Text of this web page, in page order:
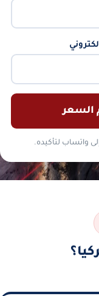
السعر
واتساب لتأكيده.